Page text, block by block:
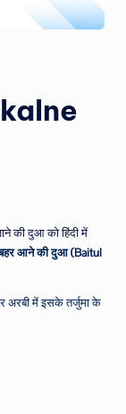
की दुआ को हिंदी में
आने की दुआ (Baitul
अरबी में इसके तर्जुमा के